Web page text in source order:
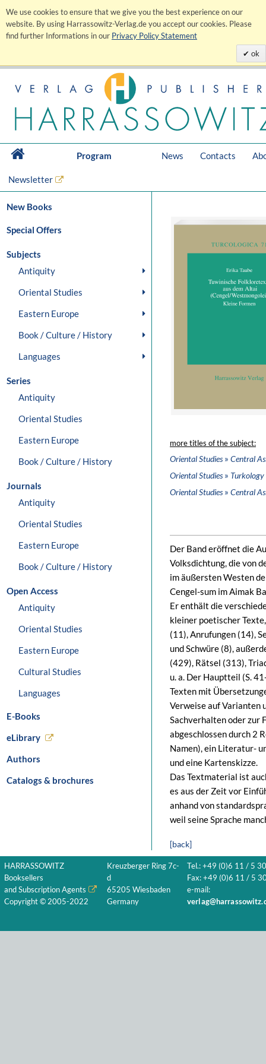
We use cookies to ensure that we give you the best experience on our
website. By using Harrassowitz-Verlag.de you accept our cookies. Please
find further Informations in our Privacy Policy Statement
ok
Program News Contacts
Newsletter
New Books
Special Offers
Subjects
Antiquity
Oriental Studies
Eastern Europe
Book / Culture / History
Languages
Series
Antiquity
Oriental Studies
Eastern Europe
Book / Culture / History
Journals
Antiquity
Oriental Studies
Eastern Europe
Book / Culture / History
Open Access
Antiquity
Oriental Studies
Eastern Europe
Cultural Studies
Languages
E-Books
eLibrary
Authors
Catalogs & brochures
more titles of the subject:
Oriental Studies» Central
Oriental Studies» Turkology
Oriental Studies» Central
Der Band eröffnet die
Volksdichtung, die von
im äußersten Westen
Cengel-sum im Aimak
Er enthält die
kleiner poetischer
(11), Anrufungen (14),
und Schwüre (8),
(429), Rätsel (313),
u. a. Der Hauptteil (S.
Texten mit
Verweise auf Varianten
Sachverhalten oder zur
abgeschlossen durch 2
Namen), ein Literatur-
und eine Kartenskizze.
Das Textmaterial ist
es aus der Zeit vor
anhand von
weil seine Sprache
[back]
HARRASSOWITZ
Booksellers
and Subscription Agents
Copyright © 2005-2022
Kreuzberger Ring 7c-
d
65205 Wiesbaden
Germany
Tel.: +49 (0)6 11 / 5
Fax: +49 (0)6 11 / 5
e-mail: